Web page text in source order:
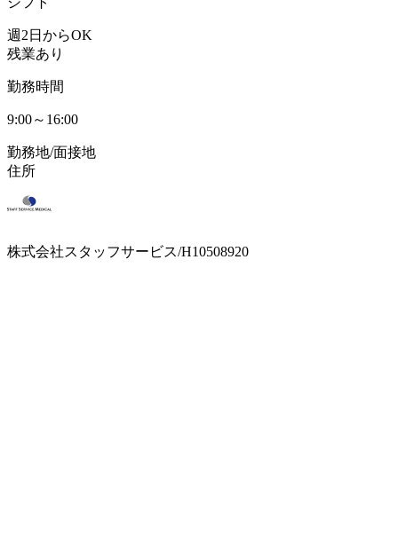
週2日からOK
残業あり
勤務時間
9:00～16:00
勤務地/面接地
住所
株式会社スタッフサービス/H10508920